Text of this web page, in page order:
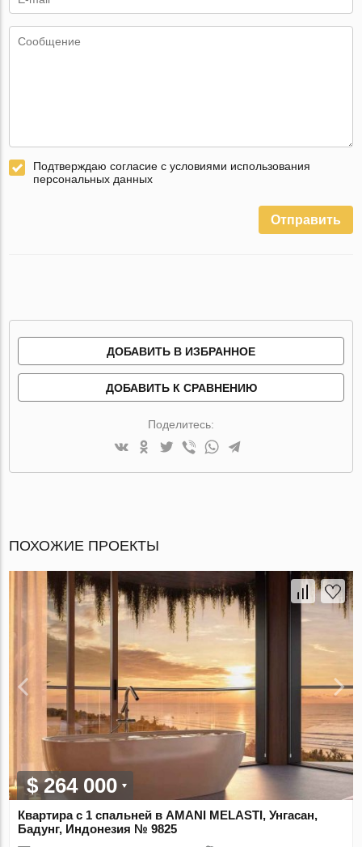
Подтверждаю согласие с условиями использования
персональных данных
Отправить
ДОБАВИТЬ В ИЗБРАННОЕ
ДОБАВИТЬ К СРАВНЕНИЮ
Поделитесь:
ПОХОЖИЕ ПРОЕКТЫ
$ 264 000
Квартира с 1 спальней в AMANI MELASTI, Унгасан,
Бадунг, Индонезия № 9825